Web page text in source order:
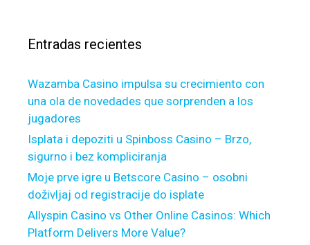
q
n
t
G
r
o
n
d
s
f
:Entradas recientes
Wazamba Casino impulsa su crecimiento con
una ola de novedades que sorprenden a los
jugadores
Isplata i depoziti u Spinboss Casino – Brzo,
sigurno i bez kompliciranja
Moje prve igre u Betscore Casino – osobni
doživljaj od registracije do isplate
Allyspin Casino vs Other Online Casinos: Which
Platform Delivers More Value?